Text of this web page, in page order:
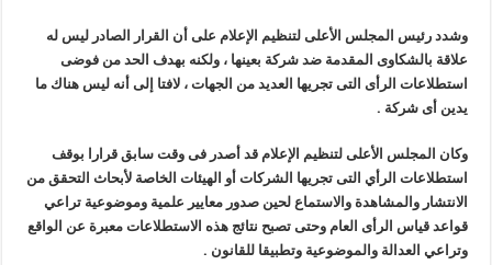
وشدد رئيس المجلس الأعلى لتنظيم الإعلام على أن القرار الصادر ليس له
علاقة بالشكاوى المقدمة ضد شركة بعينها ، ولكنه بهدف الحد من فوضى
استطلاعات الرأى التى تجريها العديد من الجهات ، لافتا إلى أنه ليس هناك ما
يدين أى شركة .
وكان المجلس الأعلى لتنظيم الإعلام قد أصدر فى وقت سابق قرارا بوقف
استطلاعات الرأي التى تجريها الشركات أو الهيئات الخاصة لأبحاث التحقق من
الانتشار والمشاهدة والاستماع لحين صدور معايير علمية وموضوعية تراعي
قواعد قياس الرأى العام وحتى تصبح نتائج هذه الاستطلاعات معبرة عن الواقع
وتراعي العدالة والموضوعية وتطبيقا للقانون .